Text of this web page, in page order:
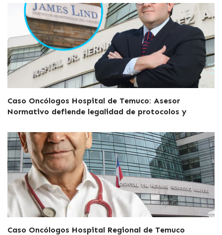
Caso Oncólogos Hospital de Temuco: Asesor
Normativo defiende legalidad de protocolos y
Caso Oncólogos Hospital Regional de Temuco